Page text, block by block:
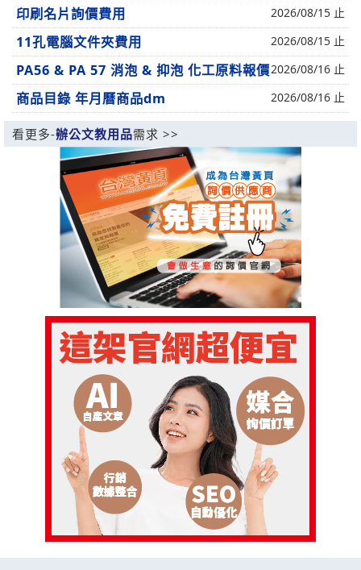
印刷名片詢價費用 2026/08/15 止
11孔電腦文件夾費用 2026/08/15 止
PA56 & PA 57 消泡 & 抑泡 化工原料報價2026/08/16 止
商品目錄 年月曆商品dm 2026/08/16 止
看更多-辦公文教用品需求 >>